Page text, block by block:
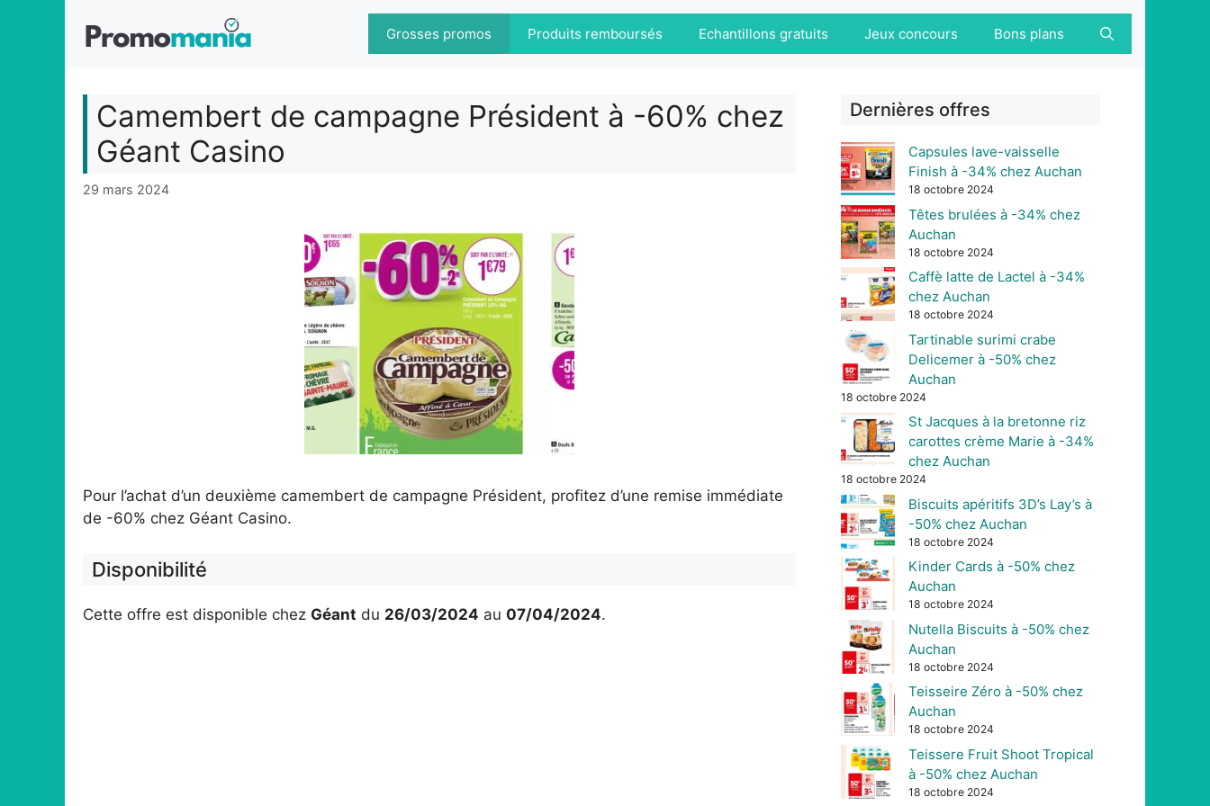
Grosses promos Produits remboursés Echantillons gratuits Jeux concours Bons plans
Camembert de campagne Président à -60% chez
Géant Casino
29 mars 2024
Pour l’achat d’un deuxième camembert de campagne Président, profitez d’une remise immédiate
de -60% chez Géant Casino.
Disponibilité
Cette offre est disponible chez Géant du 26/03/2024 au 07/04/2024.
Dernières offres
Capsules lave-vaisselle
Finish à -34% chez Auchan
18 octobre 2024
Têtes brulées à -34% chez
Auchan
18 octobre 2024
Caffè latte de Lactel à -34%
chez Auchan
18 octobre 2024
Tartinable surimi crabe
Delicemer à -50% chez
Auchan
18 octobre 2024
St Jacques à la bretonne riz
carottes crème Marie à -34%
chez Auchan
18 octobre 2024
Biscuits apéritifs 3D’s Lay’s à
-50% chez Auchan
18 octobre 2024
Kinder Cards à -50% chez
Auchan
18 octobre 2024
Nutella Biscuits à -50% chez
Auchan
18 octobre 2024
Teisseire Zéro à -50% chez
Auchan
18 octobre 2024
Teissere Fruit Shoot Tropical
à -50% chez Auchan
18 octobre 2024